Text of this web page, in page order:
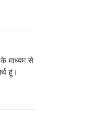
माध्यम से
हूं।